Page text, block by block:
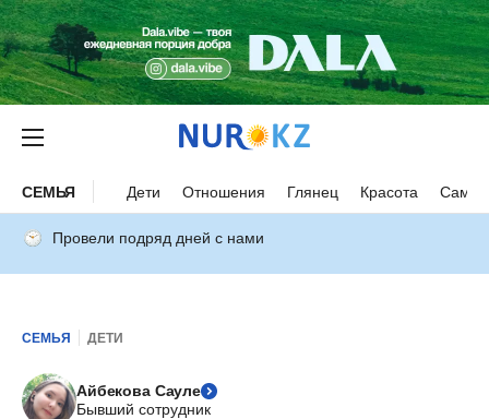
СЕМЬЯ Дети Отношения Глянец Красота
Провели подряд дней с нами
СЕМЬЯ ДЕТИ
Айбекова Сауле
Бывший сотрудник